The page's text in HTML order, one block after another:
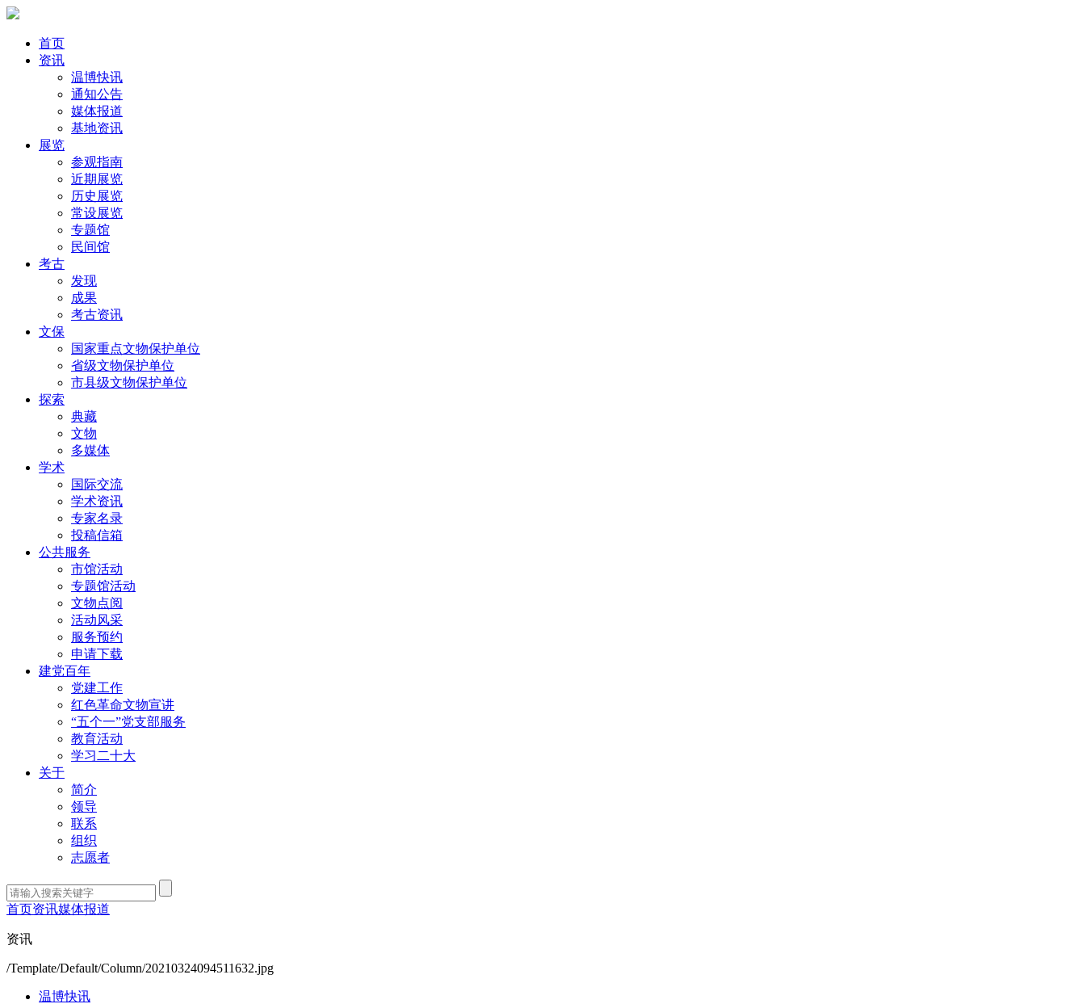
首页
资讯
温博快讯
通知公告
媒体报道
基地资讯
展览
参观指南
近期展览
历史展览
常设展览
专题馆
民间馆
考古
发现
成果
考古资讯
文保
国家重点文物保护单位
省级文物保护单位
市县级文物保护单位
探索
典藏
文物
多媒体
学术
国际交流
学术资讯
专家名录
投稿信箱
公共服务
市馆活动
专题馆活动
文物点阅
活动风采
服务预约
申请下载
建党百年
党建工作
红色革命文物宣讲
“五个一”党支部服务
教育活动
学习二十大
关于
简介
领导
联系
组织
志愿者
首页资讯媒体报道
资讯
/Template/Default/Column/20210324094511632.jpg
温博快讯